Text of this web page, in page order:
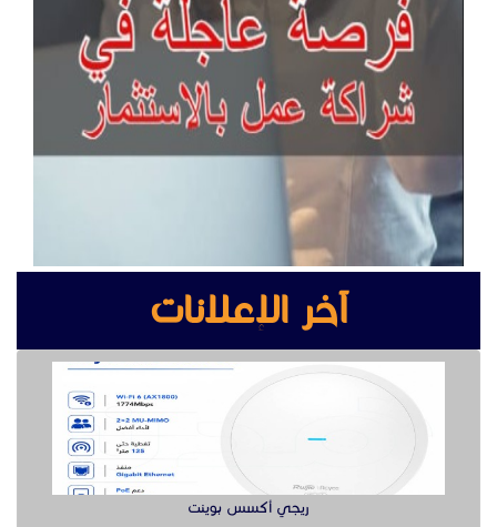
آخر الإعلانات
ريجي أكسس بوينت
انتركم جراند ستريم لإدارة المباني